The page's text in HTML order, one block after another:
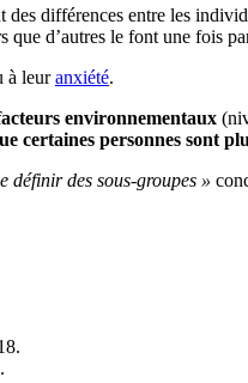
des différences entre les
que d’autres le font une fois
à leuranxiété.
environnementaux
certaines personnes sont
définir des sous-groupes »